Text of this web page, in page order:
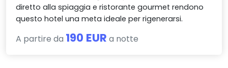
diretto alla spiaggia e ristorante gourmet rendono
questo hotel una meta ideale per rigenerarsi.
A partire da 190 EUR a notte